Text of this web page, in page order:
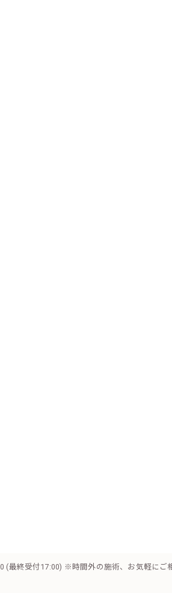
(最終受付17:00) ※時間外の施術、お気軽にご